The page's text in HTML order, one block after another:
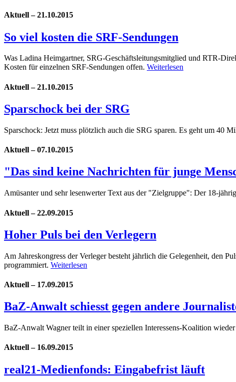
Aktuell – 21.10.2015
So viel kosten die SRF-Sendungen
Was Ladina Heimgartner, SRG-Geschäftsleitungsmitglied und RTR-
Kosten für einzelnen SRF-Sendungen offen. Weiterlesen
Aktuell – 21.10.2015
Sparschock bei der SRG
Sparschock: Jetzt muss plötzlich auch die SRG sparen. Es geht um 40
Aktuell – 07.10.2015
"Das sind keine Nachrichten für junge
Amüsanter und sehr lesenwerter Text aus der "Zielgruppe": Der 18-
Aktuell – 22.09.2015
Hoher Puls bei den Verlegern
Am Jahreskongress der Verleger besteht jährlich die Gelegenheit, den
programmiert. Weiterlesen
Aktuell – 17.09.2015
BaZ-Anwalt schiesst gegen andere
BaZ-Anwalt Wagner teilt in einer speziellen Interessens-Koalition
Aktuell – 16.09.2015
real21-Medienfonds: Eingabefrist läuft